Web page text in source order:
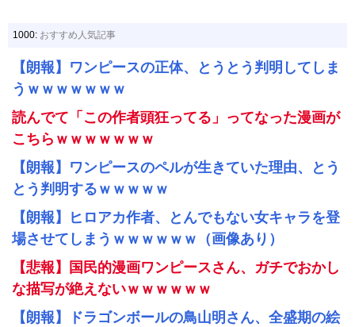
1000: おすすめ人気記事
【朗報】ワンピースの正体、とうとう判明してしま
うｗｗｗｗｗｗｗ
読んでて「この作者頭狂ってる」ってなった漫画が
こちらｗｗｗｗｗｗｗ
【朗報】ワンピースのペルが生きていた理由、とう
とう判明するｗｗｗｗｗ
【朗報】ヒロアカ作者、とんでもない女キャラを登
場させてしまうｗｗｗｗｗｗ（画像あり）
【悲報】国民的漫画ワンピースさん、ガチでおかし
な描写が絶えないｗｗｗｗｗｗ
【朗報】ドラゴンボールの鳥山明さん、全盛期の絵